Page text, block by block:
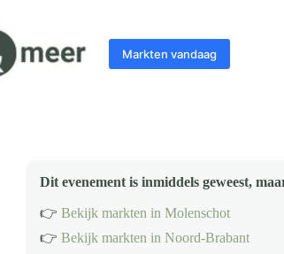
Markten vandaag
Dit evenement is inmiddels geweest,
👉 Bekijk markten in Molenschot
👉 Bekijk markten in Noord-Brabant